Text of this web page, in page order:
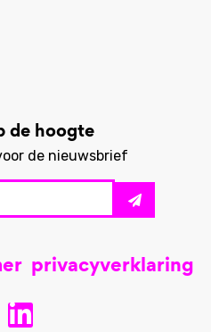
de hoogte
de nieuwsbrief
privacyverklaring